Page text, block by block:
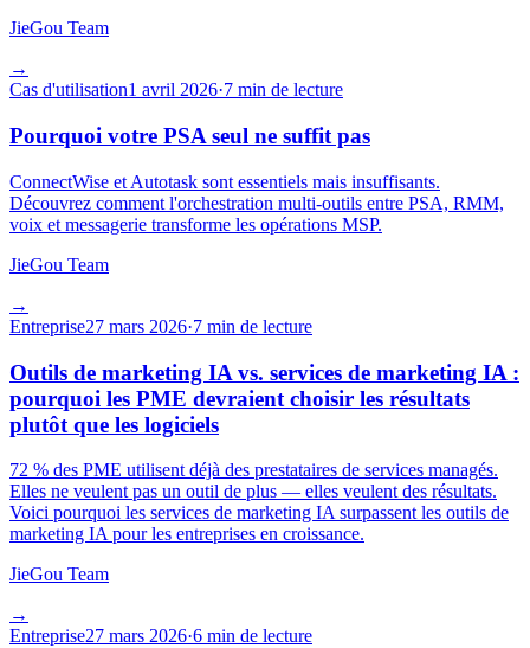
JieGou Team
→
Cas d'utilisation1 avril 2026·7 min de lecture
Pourquoi votre PSA seul ne suffit pas
ConnectWise et Autotask sont essentiels mais insuffisants.
Découvrez comment l'orchestration multi-outils entre PSA, RMM,
voix et messagerie transforme les opérations MSP.
JieGou Team
→
Entreprise27 mars 2026·7 min de lecture
Outils de marketing IA vs. services de marketing IA :
pourquoi les PME devraient choisir les résultats
plutôt que les logiciels
72 % des PME utilisent déjà des prestataires de services managés.
Elles ne veulent pas un outil de plus — elles veulent des résultats.
Voici pourquoi les services de marketing IA surpassent les outils de
marketing IA pour les entreprises en croissance.
JieGou Team
→
Entreprise27 mars 2026·6 min de lecture